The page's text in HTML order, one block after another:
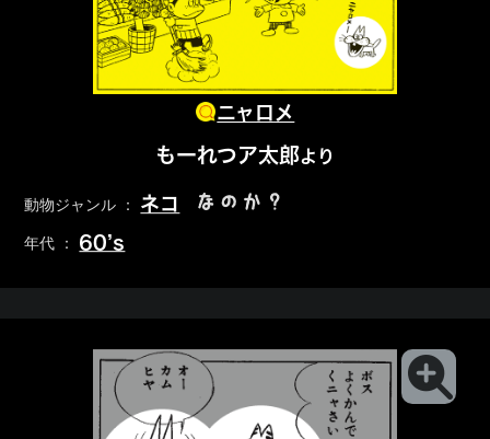
ニャロメ
もーれつア太郎より
動物ジャンル ： ネコ なのか？
年代 ： 60’s